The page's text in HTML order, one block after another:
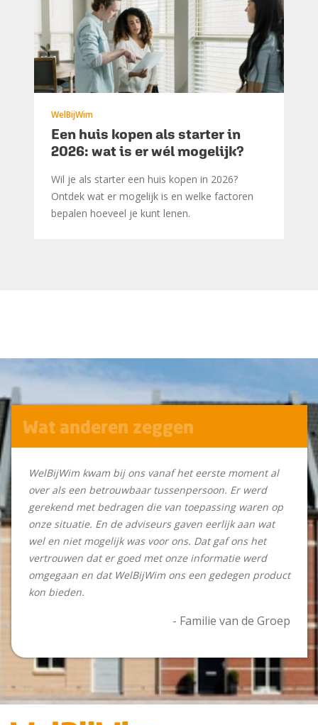
WelBijWim
Een huis kopen als starter in
2026: wat is er wél mogelijk?
Wil je als starter een huis kopen in 2026?
Ontdek wat er mogelijk is en welke factoren
bepalen hoeveel je kunt lenen.
Wat anderen zeggen
WelBijWim kwam bij ons vanaf het eerste moment al
over als een betrouwbaar tussenpersoon. Er werd
gerekend met bedragen die van toepassing waren op
onze situatie. En de adviseurs gaven eerlijk aan wat
wel en niet mogelijk was voor ons. Dat gaf ons het
vertrouwen dat er goed met onze informatie werd
omgegaan en dat WelBijWim ons een gedegen product
kon bieden.
- Familie van de Groep